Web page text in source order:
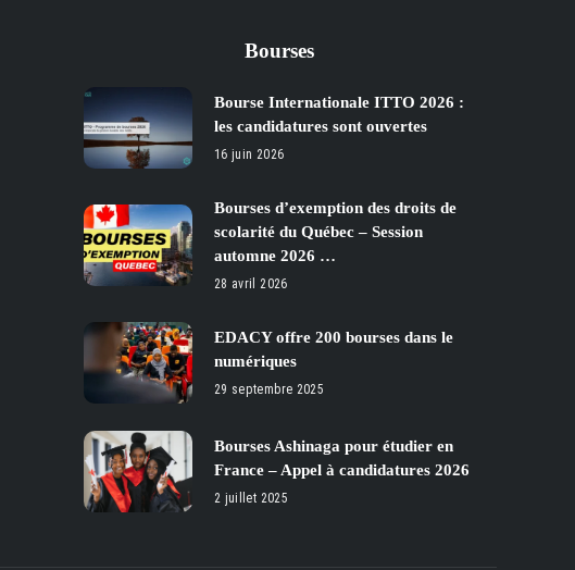
Bourses
Bourse Internationale ITTO 2026 :
les candidatures sont ouvertes
16 juin 2026
Bourses d’exemption des droits de
scolarité du Québec – Session
automne 2026 …
28 avril 2026
EDACY offre 200 bourses dans le
numériques
29 septembre 2025
Bourses Ashinaga pour étudier en
France – Appel à candidatures 2026
2 juillet 2025